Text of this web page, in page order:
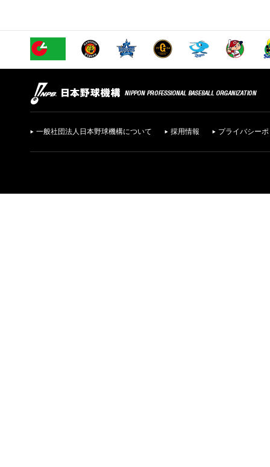
一般社団法人日本野球機構について 採用情報 プライバシー